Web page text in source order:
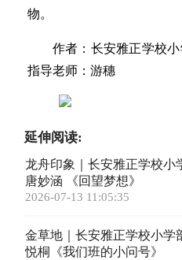
物。
作者：长安雅正学校小
指导老师：游穗
延伸阅读:
龙舟印象｜长安雅正学校小
唐妙涵 《回望梦想》
2026-07-13 11:05:35
金草地｜长安雅正学校小学
悦桐《我们班的小问号》